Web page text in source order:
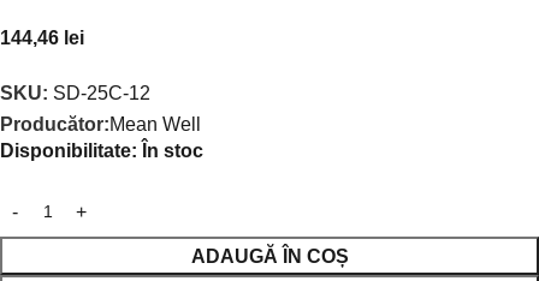
144,46 lei
SKU: SD-25C-12
Producător:Mean Well
Disponibilitate: În stoc
ADAUGĂ ÎN COȘ